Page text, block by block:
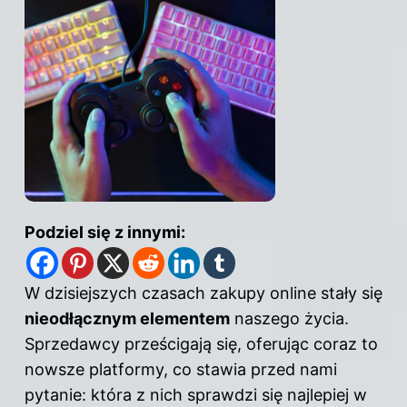
Podziel się z innymi:
W dzisiejszych czasach zakupy online stały się
nieodłącznym elementem naszego życia.
Sprzedawcy prześcigają się, oferując coraz to
nowsze platformy, co stawia przed nami
pytanie: która z nich sprawdzi się najlepiej w